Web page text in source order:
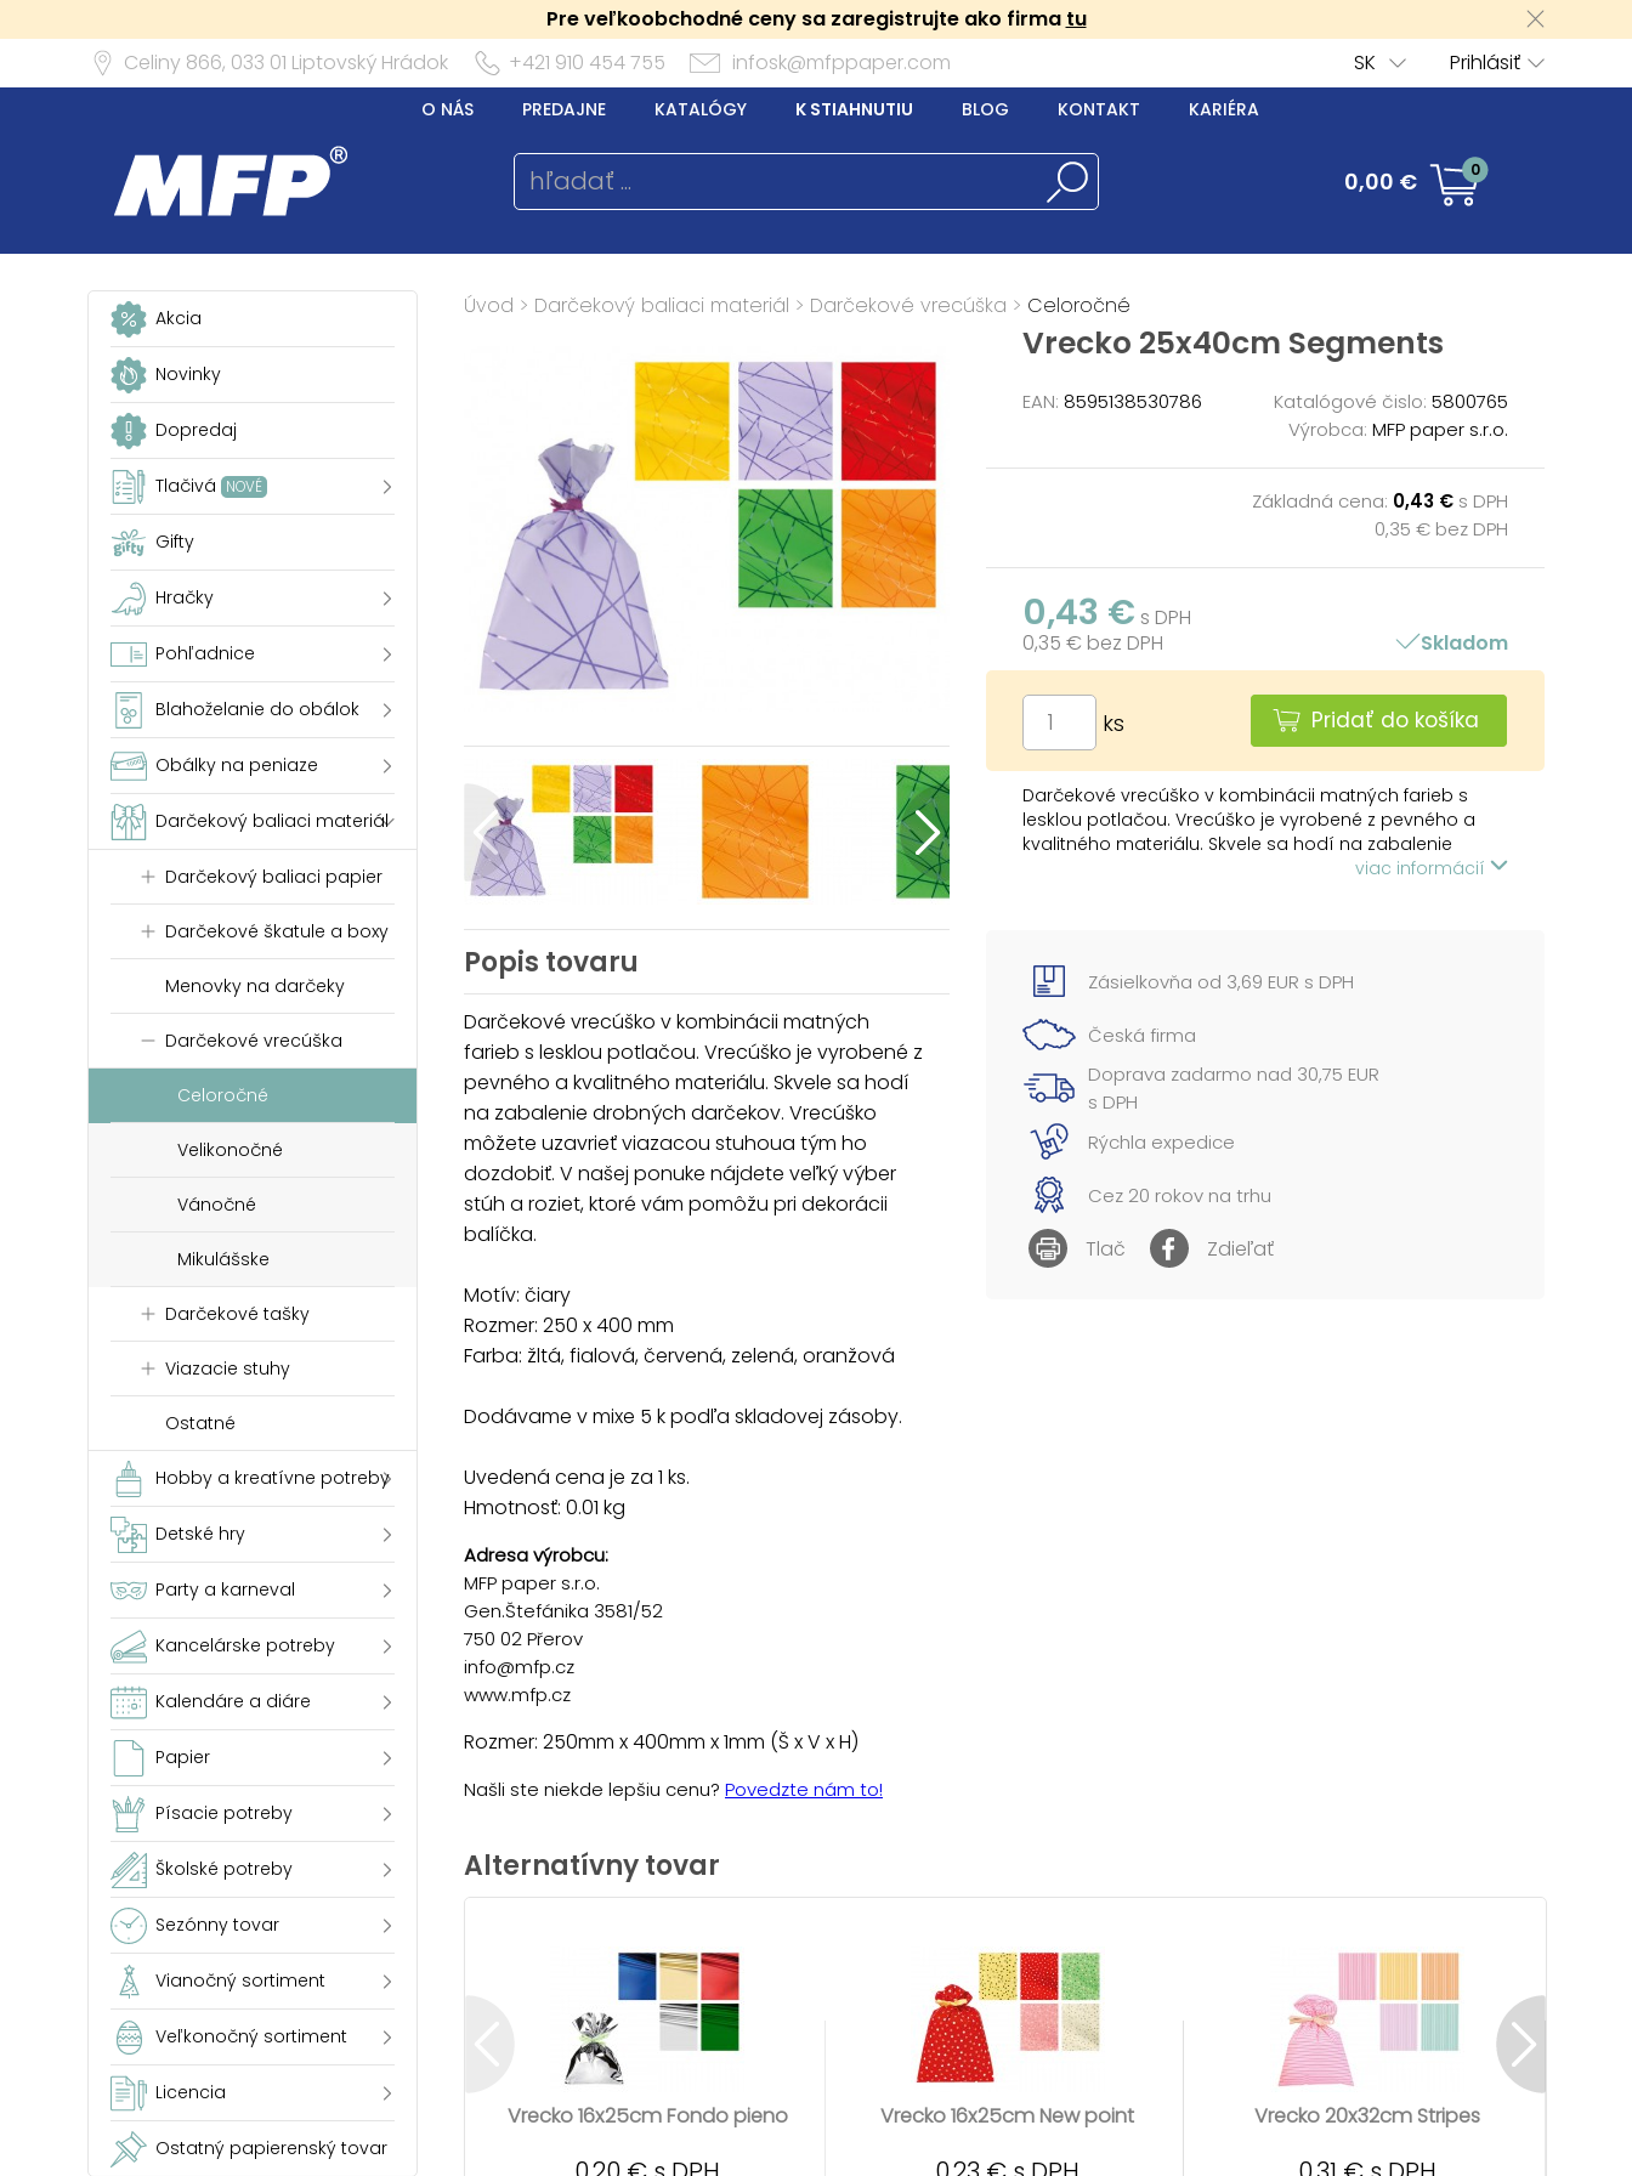
Pre veľkoobchodné ceny sa zaregistrujte ako firma tu
Celiny 866, 033 01 Liptovský Hrádok +421 910 454 755 infosk@mfppaper.com Prihlásiť
SK
O NÁS PREDAJNE KATALÓGY K STIAHNUTIU BLOG KONTAKT KARIÉRA
0,00 € 0
Akcia
Novinky
Dopredaj
Tlačivá NOVÉ
Gifty
Hračky
Pohľadnice
Blahoželanie do obálok
Obálky na peniaze
Darčekový baliaci materiál
Darčekový baliaci papier
Darčekové škatule a boxy
Menovky na darčeky
Darčekové vrecúška
Celoročné
Velikonočné
Vánočné
Mikulášske
Darčekové tašky
Viazacie stuhy
Ostatné
Hobby a kreatívne potreby
Detské hry
Party a karneval
Kancelárske potreby
Kalendáre a diáre
Papier
Písacie potreby
Školské potreby
Sezónny tovar
Vianočný sortiment
Veľkonočný sortiment
Licencia
Ostatný papierenský tovar
Úvod > Darčekový baliaci materiál > Darčekové vrecúška > Celoročné
Vrecko 25x40cm Segments
EAN: 8595138530786 Katalógové čislo: 5800765
Výrobca: MFP paper s.r.o.
Základná cena: 0,43 € s DPH
0,35 € bez DPH
0,43 € s DPH
0,35 € bez DPH
Skladom
ks Pridať do košíka
Darčekové vrecúško v kombinácii matných farieb s
lesklou potlačou. Vrecúško je vyrobené z pevného a
kvalitného materiálu. Skvele sa hodí na zabalenie
drobných darčekov. Vrecúško môžete uzavrieť
Motív: čiary
Rozmer: 250 x 400 mm
Farba: žltá, fialová, červená, zelená, oranžová
Dodávame v mixe 5 k podľa skladovej zásoby.
Uvedená cena je za 1 ks....
viac informácií
Popis tovaru
Darčekové vrecúško v kombinácii matných
farieb s lesklou potlačou. Vrecúško je vyrobené z
pevného a kvalitného materiálu. Skvele sa hodí
na zabalenie drobných darčekov. Vrecúško
môžete uzavrieť viazacou stuhoua tým ho
dozdobiť. V našej ponuke nájdete veľký výber
stúh a roziet, ktoré vám pomôžu pri dekorácii
balíčka.
Motív: čiary
Rozmer: 250 x 400 mm
Farba: žltá, fialová, červená, zelená, oranžová
Dodávame v mixe 5 k podľa skladovej zásoby.
Uvedená cena je za 1 ks.
Hmotnosť: 0.01 kg
Adresa výrobcu:
MFP paper s.r.o.
Gen.Štefánika 3581/52
750 02 Přerov
info@mfp.cz
www.mfp.cz
Rozmer: 250mm x 400mm x 1mm (Š x V x H)
Našli ste niekde lepšiu cenu? Povedzte nám to!
Zásielkovňa od 3,69 EUR s DPH
Česká firma
Doprava zadarmo nad 30,75 EUR
s DPH
Rýchla expedice
Cez 20 rokov na trhu
Tlač Zdieľať
Alternatívny tovar
Vrecko 16x25cm Fondo pieno Vrecko 16x25cm New point Vrecko 20x32cm Stripes